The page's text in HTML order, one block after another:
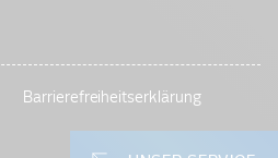
Barrierefreiheitserklärung